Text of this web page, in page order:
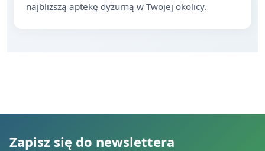
najbliższą aptekę dyżurną w Twojej okolicy.
Zapisz się do newslettera